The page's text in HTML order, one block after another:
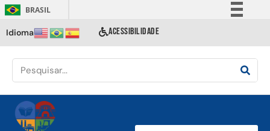
BRASIL
Comunica BR
Acesso à informação
Idioma ACESSIBILIDADE